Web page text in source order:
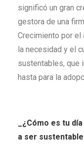
significó un gran
gestora de una
Crecimiento por el
la necesidad y el
sustentables, que
hasta para la
_¿Cómo es tu
a ser